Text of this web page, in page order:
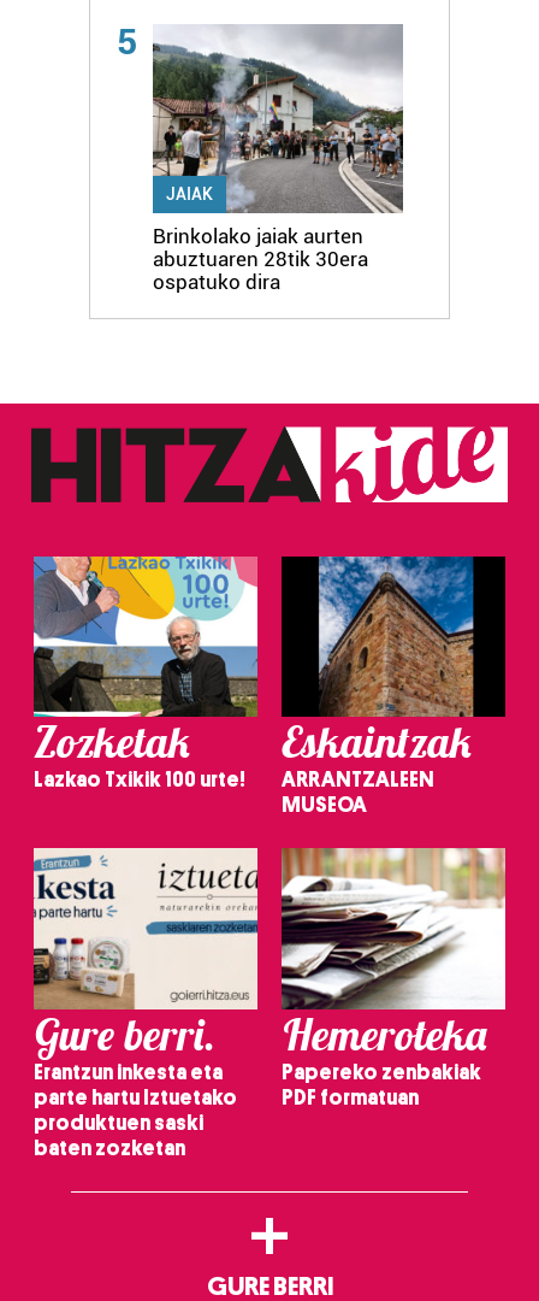
5
JAIAK
Brinkolako jaiak aurten
abuztuaren 28tik 30era
ospatuko dira
Zozketak
Lazkao Txikik 100 urte!
Eskaintzak
ARRANTZALEEN
MUSEOA
Gure berri.
Erantzun inkesta eta
parte hartu Iztuetako
produktuen saski
baten zozketan
Hemeroteka
Papereko zenbakiak
PDF formatuan
+
GURE BERRI